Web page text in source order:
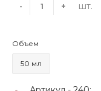
- + шт.
Объем
50 мл